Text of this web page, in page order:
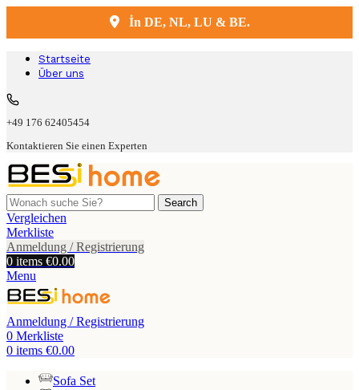
Kostenlose Lieferung und Montage
İn DE, NL, LU & BE.
Startseite
Über uns
+49 176 62405454
Kontaktieren Sie einen Experten
Search
Vergleichen
Merkliste
Anmeldung / Registrierung
0 items €0.00
Menu
Anmeldung / Registrierung
0 Merkliste
0 items €0.00
Sofa Set